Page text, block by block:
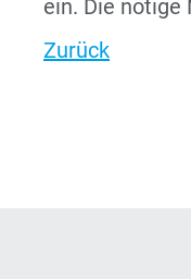
ein. Die nötige
Zurück